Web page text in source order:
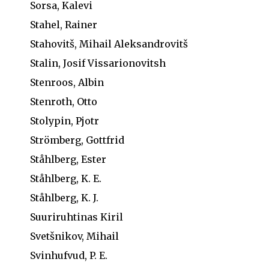
Sorsa, Kalevi
Stahel, Rainer
Stahovitš, Mihail Aleksandrovitš
Stalin, Josif Vissarionovitsh
Stenroos, Albin
Stenroth, Otto
Stolypin, Pjotr
Strömberg, Gottfrid
Ståhlberg, Ester
Ståhlberg, K. E.
Ståhlberg, K. J.
Suuriruhtinas Kiril
Svetšnikov, Mihail
Svinhufvud, P. E.